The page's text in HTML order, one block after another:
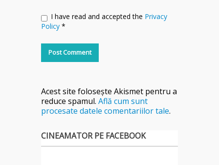
I have read and accepted the Privacy
Policy *
Acest site folosește Akismet pentru a
reduce spamul. Află cum sunt
procesate datele comentariilor tale.
CINEAMATOR PE FACEBOOK